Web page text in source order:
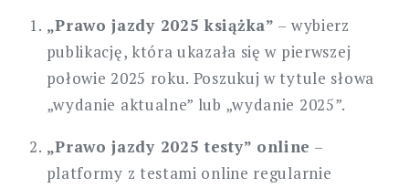
„Prawo jazdy 2025 książka” – wybierz
publikację, która ukazała się w pierwszej
połowie 2025 roku. Poszukuj w tytule słowa
„wydanie aktualne” lub „wydanie 2025”.
„Prawo jazdy 2025 testy” online –
platformy z testami online regularnie